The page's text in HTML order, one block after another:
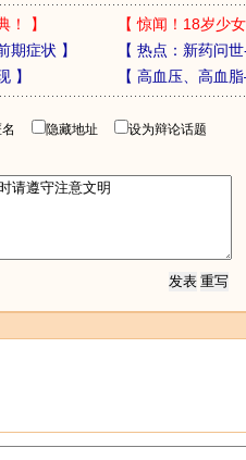
！ 】 【惊闻！18岁少
期症状 】 【 热点：新药问
】 【 高血压、高血
名 隐藏地址 设为辩论话题